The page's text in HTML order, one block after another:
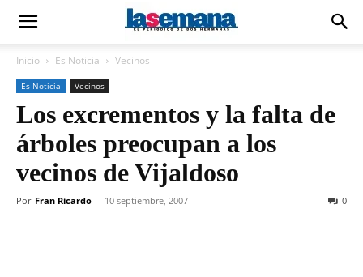
Inicio Es Noticia Vecinos
Es Noticia Vecinos
Los excrementos y la falta de
árboles preocupan a los
vecinos de Vijaldoso
Por Fran Ricardo - 10 septiembre, 2007 0